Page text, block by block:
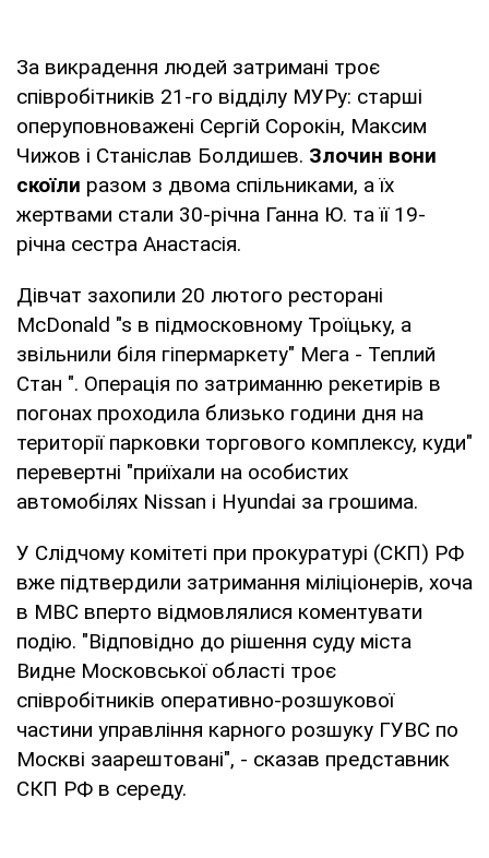
За викрадення людей затримані троє
співробітників 21-го відділу МУРу: старші
оперуповноважені Сергій Сорокін, Максим
Чижов і Станіслав Болдишев. Злочин вони
скоїли разом з двома спільниками, а їх
жертвами стали 30-річна Ганна Ю. та її 19-
річна сестра Анастасія.
Дівчат захопили 20 лютого ресторані
McDonald "s в підмосковному Троїцьку, а
звільнили біля гіпермаркету" Мега - Теплий
Стан ". Операція по затриманню рекетирів в
погонах проходила близько години дня на
території парковки торгового комплексу, куди"
перевертні "приїхали на особистих
автомобілях Nissan і Hyundai за грошима.
У Слідчому комітеті при прокуратурі (СКП) РФ
вже підтвердили затримання міліціонерів, хоча
в МВС вперто відмовлялися коментувати
подію. "Відповідно до рішення суду міста
Видне Московської області троє
співробітників оперативно-розшукової
частини управління карного розшуку ГУВС по
Москві заарештовані", - сказав представник
СКП РФ в середу.